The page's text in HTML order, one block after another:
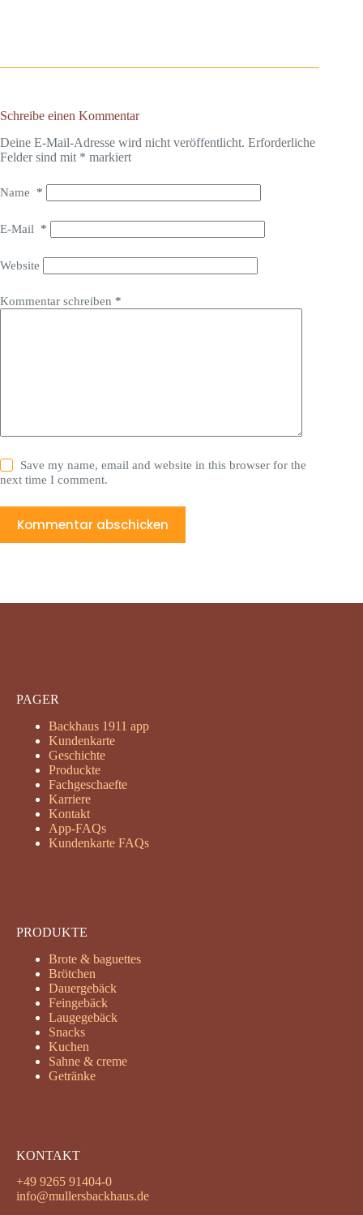
Schreibe einen Kommentar
Deine E-Mail-Adresse wird nicht veröffentlicht. Erforderliche
Felder sind mit * markiert
Name *
E-Mail *
Website
Kommentar schreiben *
Save my name, email and website in this browser for the
next time I comment.
Kommentar abschicken
PAGER
Backhaus 1911 app
Kundenkarte
Geschichte
Produckte
Fachgeschaefte
Karriere
Kontakt
App-FAQs
Kundenkarte FAQs
PRODUKTE
Brote & baguettes
Brötchen
Dauergebäck
Feingebäck
Laugegebäck
Snacks
Kuchen
Sahne & creme
Getränke
KONTAKT
+49 9265 91404-0
info@mullersbackhaus.de